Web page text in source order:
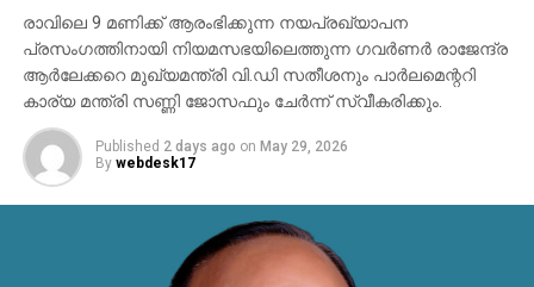
രാവിലെ 9 മണിക്ക് ആരംഭിക്കുന്ന നയപ്രഖ്യാപന
പ്രസംഗത്തിനായി നിയമസഭയിലെത്തുന്ന ഗവര്‍ണര്‍ രാജേന്ദ്ര
ആര്‍ലേക്കറെ മുഖ്യമന്ത്രി വി.ഡി സതീശനും പാര്‍ലമെന്ററി
കാര്യ മന്ത്രി സണ്ണി ജോസഫും ചേര്‍ന്ന് സ്വീകരിക്കും.
Published 2 days ago on May 29, 2026
By webdesk17